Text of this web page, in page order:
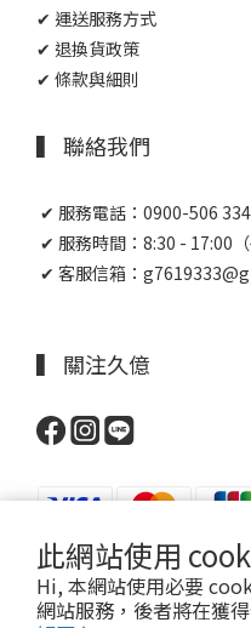
此網站使用
Hi, 本網站使用必要
網站服務，後者將在獲
✔ 運送服務方式
✔ 退換貨政策
✔ 條款與細則
▍ 聯絡我們
✔ 服務電話：0900-506
✔ 服務時間：8:30 - 17:00（
✔ 客服信箱：
▍ 關注久億